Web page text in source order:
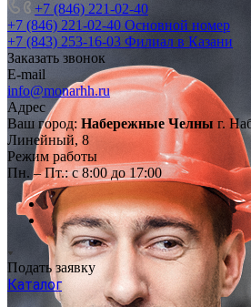
+7 (846) 221-02-40
+7 (846) 221-02-40 Основной номер
+7 (843) 253-16-03 Филиал в Казани
Заказать звонок
E-mail
info@monarhh.ru
Адрес
Ваш город: Набережные Челны г.
Линейный, 8
Режим работы
Пн. – Пт.: с 8:00 до 17:00
Подать заявку
Каталог